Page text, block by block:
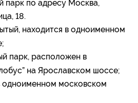
парк по адресу Москва,
18.
находится в одноименном
парк, расположен в
на Ярославском шоссе;
одноименном московском